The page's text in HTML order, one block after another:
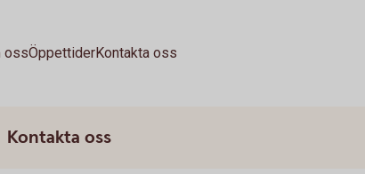
ossÖppettiderKontakta oss
Kontakta oss